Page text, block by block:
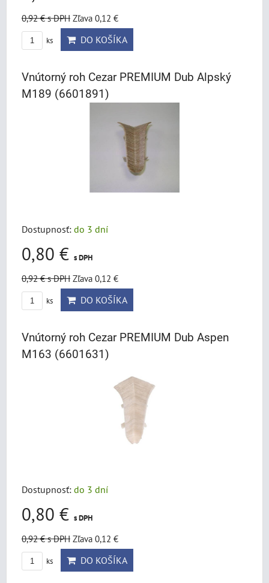
0,92 €s DPH Zľava 0,12 €
ks DO KOŠÍKA
Vnútorný roh Cezar PREMIUM Dub Alpský
M189 (6601891)
Dostupnosť: do 3 dní
0,80 € s DPH
0,92 €s DPH Zľava 0,12 €
ks DO KOŠÍKA
Vnútorný roh Cezar PREMIUM Dub Aspen
M163 (6601631)
Dostupnosť: do 3 dní
0,80 € s DPH
0,92 €s DPH Zľava 0,12 €
ks DO KOŠÍKA